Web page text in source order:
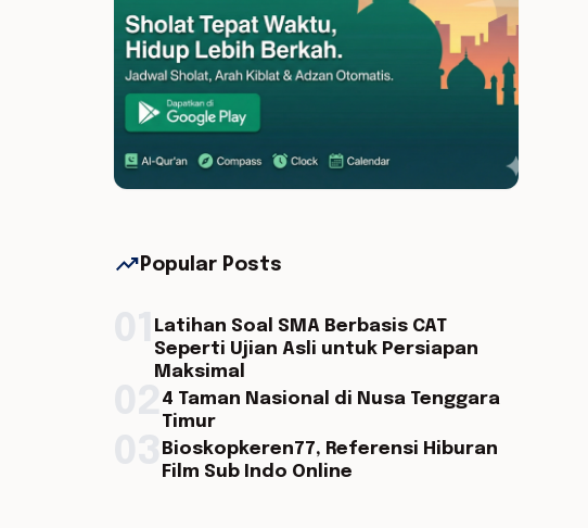
trending_up Popular Posts
Latihan Soal SMA Berbasis CAT
Seperti Ujian Asli untuk Persiapan
Maksimal
4 Taman Nasional di Nusa Tenggara
Timur
Bioskopkeren77, Referensi Hiburan
Film Sub Indo Online